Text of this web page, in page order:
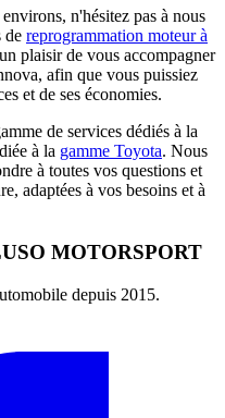
n'hésitez pas à nous
de reprogrammation moteur à
plaisir de vous accompagner
afin que vous puissiez
et de ses économies.
de services dédiés à la
à la gamme Toyota. Nous
à toutes vos questions et
adaptées à vos besoins et à
MOTORSPORT
depuis 2015.